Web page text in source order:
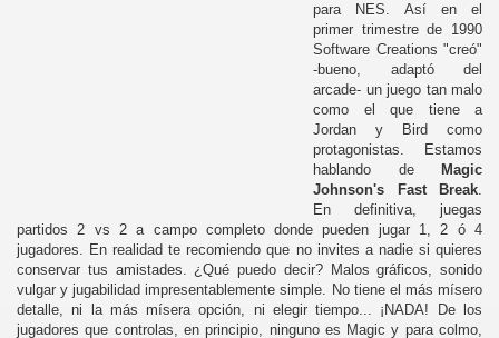
para NES. Así en el
primer trimestre de 1990
Software Creations "creó"
-bueno, adaptó del
arcade- un juego tan malo
como el que tiene a
Jordan y Bird como
protagonistas. Estamos
hablando de
Magic
Johnson's Fast Break.
En definitiva, juegas
partidos 2 vs 2 a campo completo donde pueden jugar 1, 2 ó 4
jugadores. En realidad te recomiendo que no invites a nadie si quieres
conservar tus amistades. ¿Qué puedo decir? Malos gráficos, sonido
vulgar y jugabilidad impresentablemente simple. No tiene el más mísero
detalle, ni la más mísera opción, ni elegir tiempo... ¡NADA! De los
jugadores que controlas, en principio, ninguno es Magic y para colmo,